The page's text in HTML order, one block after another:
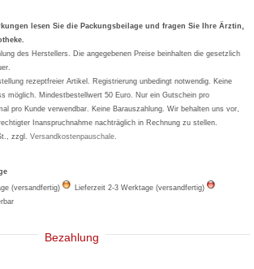
lesen Sie die Packungsbeilage und fragen Sie Ihre Ärztin,
des Herstellers. Die angegebenen Preise beinhalten die gesetzlich
rezeptfreier Artikel. Registrierung unbedingt notwendig. Keine
möglich. Mindestbestellwert 50 Euro. Nur ein Gutschein pro
pro Kunde verwendbar. Keine Barauszahlung. Wir behalten uns vor,
Inanspruchnahme nachträglich in Rechnung zu stellen.
zzgl.Versandkostenpauschale.
(versandfertig)
Lieferzeit 2-3 Werktage (versandfertig)
Bezahlung